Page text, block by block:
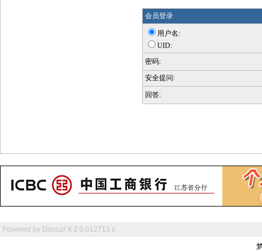
会员登录
用户名:
UID:
密码:
安全提问:
回答:
Powered by Discuz! X 2 0.012713 s